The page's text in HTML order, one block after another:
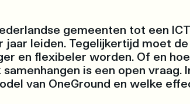
gemeenten tot een
jaar leiden. Tegelijkertijd moet
en flexibeler worden. Of en
is een open vraag.
van OneGround en welke